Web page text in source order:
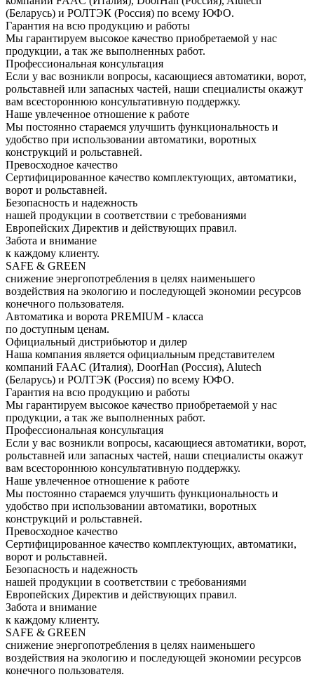
(Беларусь) и РОЛТЭК (Россия) по всему ЮФО.
Гарантия на всю продукцию и работы
Мы гарантируем высокое качество приобретаемой у нас
продукции, а так же выполненных работ.
Профессиональная консультация
Если у вас возникли вопросы, касающиеся автоматики, ворот,
рольставней или запасных частей, наши специалисты окажут
вам всестороннюю консультативную поддержку.
Наше увлеченное отношение к работе
Мы постоянно стараемся улучшить функциональность и
удобство при использовании автоматики, воротных
конструкций и рольставней.
Превосходное качество
Сертифицированное качество комплектующих, автоматики,
ворот и рольставней.
Безопасность и надежность
нашей продукции в соответствии с требованиями
Европейских Директив и действующих правил.
Забота и внимание
к каждому клиенту.
SAFE & GREEN
снижение энергопотребления в целях наименьшего
воздействия на экологию и последующей экономии ресурсов
конечного пользователя.
Автоматика и ворота PREMIUM - класса
по доступным ценам.
Официальный дистрибьютор и дилер
Наша компания является официальным представителем
компаний FAAC (Италия), DoorHan (Россия), Alutech
(Беларусь) и РОЛТЭК (Россия) по всему ЮФО.
Гарантия на всю продукцию и работы
Мы гарантируем высокое качество приобретаемой у нас
продукции, а так же выполненных работ.
Профессиональная консультация
Если у вас возникли вопросы, касающиеся автоматики, ворот,
рольставней или запасных частей, наши специалисты окажут
вам всестороннюю консультативную поддержку.
Наше увлеченное отношение к работе
Мы постоянно стараемся улучшить функциональность и
удобство при использовании автоматики, воротных
конструкций и рольставней.
Превосходное качество
Сертифицированное качество комплектующих, автоматики,
ворот и рольставней.
Безопасность и надежность
нашей продукции в соответствии с требованиями
Европейских Директив и действующих правил.
Забота и внимание
к каждому клиенту.
SAFE & GREEN
снижение энергопотребления в целях наименьшего
воздействия на экологию и последующей экономии ресурсов
конечного пользователя.